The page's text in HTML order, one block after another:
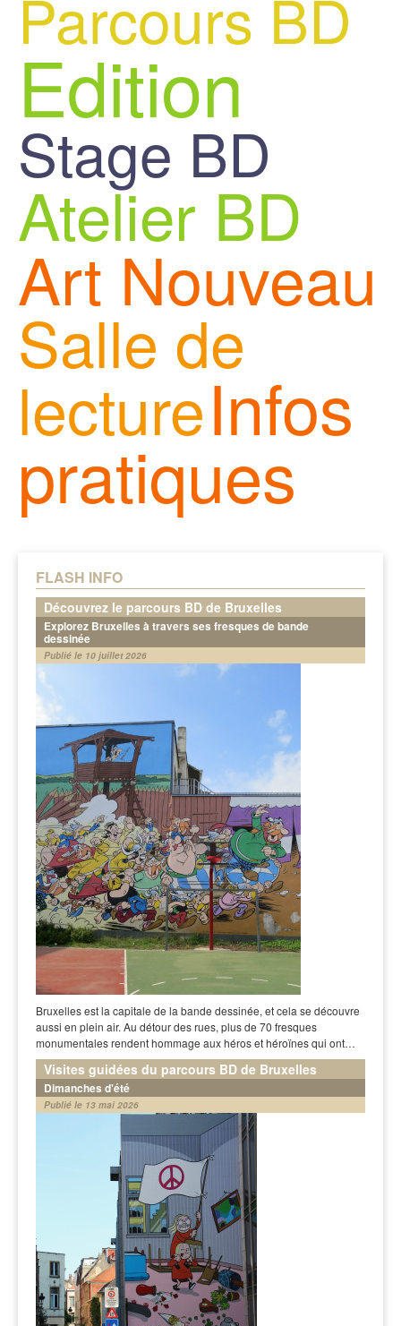
FLASH INFO
Découvrez le parcours BD de Bruxelles
Explorez Bruxelles à travers ses fresques de bande
dessinée
Publié le 10 juillet 2026
Bruxelles est la capitale de la bande dessinée, et cela se découvre
aussi en plein air. Au détour des rues, plus de 70 fresques
monumentales rendent hommage aux héros et héroïnes qui ont…
Visites guidées du parcours BD de Bruxelles
Dimanches d'été
Publié le 13 mai 2026
Parcours BD
Edition
Stage BD
Atelier BD
Art Nouveau
Salle de
lectureInfos
pratiques